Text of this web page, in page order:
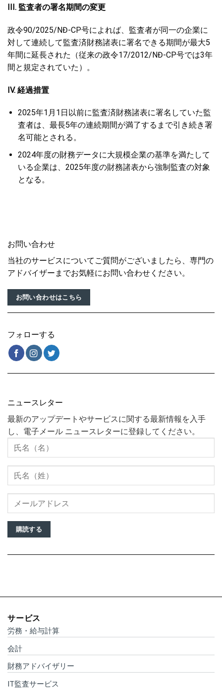
III. 監査者の署名期間の変更
政令90/2025/NĐ-CP号によれば、監査者が同一の企業に
対して連続して監査済財務諸表に署名できる期間が最大5
年間に延長された（従来の政令17/2012/NĐ-CP号では3年
間と規定されていた）。
IV. 経過措置
2025年1月1日以前に監査済財務諸表に署名していた監
査者は、最長5年の連続期間が満了するまで引き続き署
名可能とされる。
2024年度の財務データに大規模企業の基準を満たして
いる企業は、2025年度の財務諸表から強制監査の対象
となる。
お問い合わせ
当社のサービスについてご質問がございましたら、専門の
アドバイザーまでお気軽にお問い合わせください。
お問い合わせはこちら
フォローする
ニュースレター
最新のアップデートやサービスに関する最新情報を入手
し、電子メール ニュースレターに登録してください。
購読する
サービス
労務・給与計算
会計
財務アドバイザリー
IT監査サービス